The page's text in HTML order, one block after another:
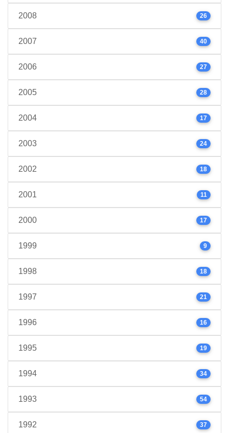
2008 26
2007 40
2006 27
2005 28
2004 17
2003 24
2002 18
2001 11
2000 17
1999 9
1998 18
1997 21
1996 16
1995 19
1994 34
1993 54
1992 37